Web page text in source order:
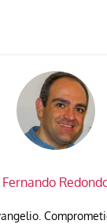
Fernando